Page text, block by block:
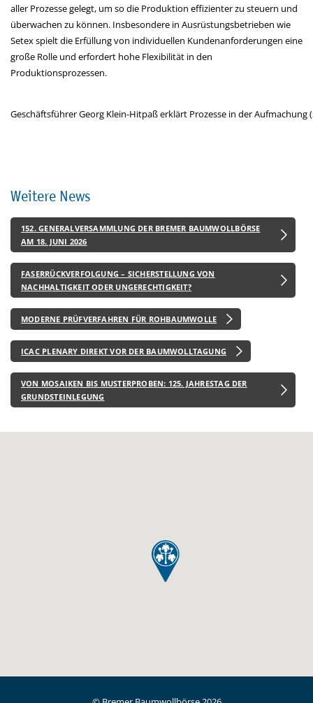
aller Prozesse gelegt, um so die Produktion effizienter zu steuern und
überwachen zu können. Insbesondere in Ausrüstungsbetrieben wie
Setex spielt die Erfüllung von individuellen Kundenanforderungen eine
große Rolle und erfordert hohe Flexibilität in den
Produktionsprozessen.
Geschäftsführer Georg Klein-Hitpaß erklärt Prozesse in der Aufmachung
Weitere News
152. GENERALVERSAMMLUNG DER BREMER BAUMWOLLBÖRSE
AM 18. JUNI 2026
FASERRÜCKVERFOLGUNG – SICHERSTELLUNG VON
NACHHALTIGKEIT ODER UNGERECHTIGKEIT?
MODERNE PRÜFVERFAHREN FÜR ROHBAUMWOLLE
ICAC PLENARY DIREKT VOR DER BAUMWOLLTAGUNG
VON MOSAIKEN BIS MUSTERPROBEN: 125. JAHRESTAG DER
GRUNDSTEINLEGUNG